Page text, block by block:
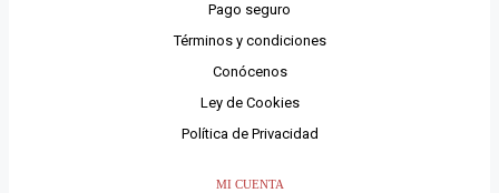
Pago seguro
Términos y condiciones
Conócenos
Ley de Cookies
Política de Privacidad
MI CUENTA